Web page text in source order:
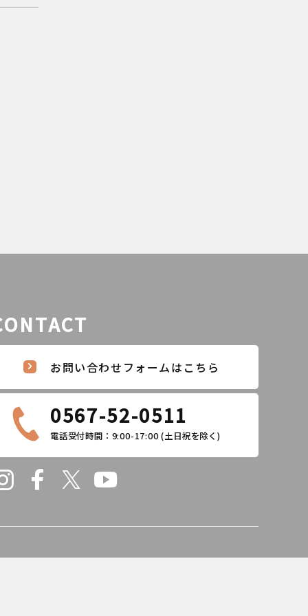
お問い合わせフォームはこちら
0567-52-0511
電話受付時間：9:00-17:00(土日祝を除く)